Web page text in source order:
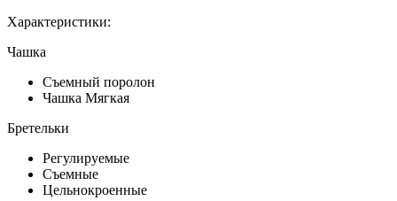
Характеристики:
Чашка
Съемный поролон
Чашка Мягкая
Бретельки
Регулируемые
Съемные
Цельнокроенные